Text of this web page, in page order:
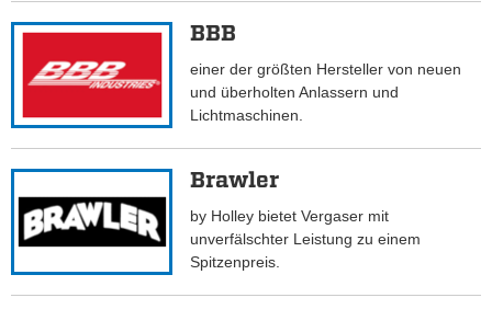
BBB
einer der größten Hersteller von neuen
und überholten Anlassern und
Lichtmaschinen.
Brawler
by Holley bietet Vergaser mit
unverfälschter Leistung zu einem
Spitzenpreis.